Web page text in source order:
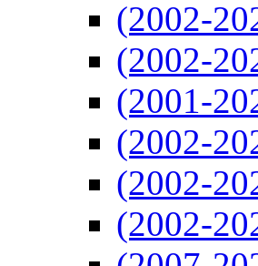
(2002-
(2002-
(2001-
(2002-
(2002-
(2002-